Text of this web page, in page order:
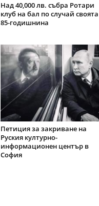
Над 40,000 лв. събра Ротари
клуб на бал по случай своята
85-годишнина
Петиция за закриване на
Руския културно-
информационен център в
София